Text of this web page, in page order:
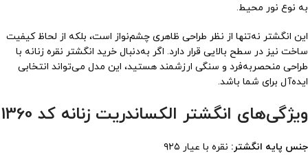
به نوع نور محیط.
این انگشتر نه‌تنها از نظر طراحی ظاهری چشم‌نواز است، بلکه از لحاظ کیفیت
ساخت نیز در سطح بالایی قرار دارد. اگر به‌دنبال خرید انگشتر نقره زنانه با
طراحی منحصر‌به‌فرد و سنگی ارزشمند هستید، این مدل می‌تواند انتخابی
ایده‌آل برای شما باشد.
ویژگی‌های انگشتر الکساندریت زنانه کد 1360
جنس پایه انگشتر: نقره با عیار ۹۲۵